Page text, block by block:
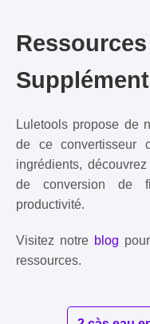
Luletools propose de
de ce convertisseur
ingrédients,
de conversion de
productivité.
Visitez notre blog
ressources.